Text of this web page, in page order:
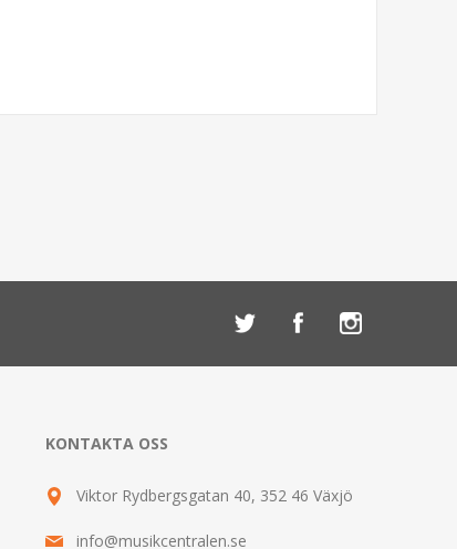
KONTAKTA OSS
Viktor Rydbergsgatan 40, 352 46 Växjö
info@musikcentralen.se